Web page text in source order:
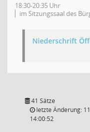
18:30-20:35 Uhr
im Sitzungssaal des
Niederschrift
41 Sätze
letzte Änderung:
14:00:52